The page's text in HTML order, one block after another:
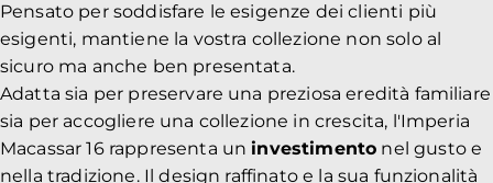
Pensato per soddisfare le esigenze dei clienti più
esigenti, mantiene la vostra collezione non solo al
sicuro ma anche ben presentata.
Adatta sia per preservare una preziosa eredità familiare
sia per accogliere una collezione in crescita, l'Imperia
Macassar 16 rappresenta un investimento nel gusto e
nella tradizione. Il design raffinato e la sua funzionalità